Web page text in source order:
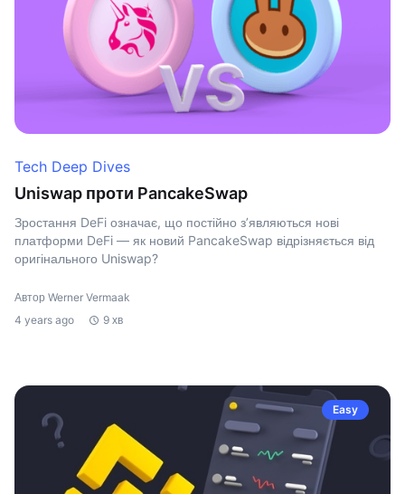
Tech Deep Dives
Uniswap проти PancakeSwap
Зростання DeFi означає, що постійно з’являються нові
платформи DeFi — як новий PancakeSwap відрізняється від
оригінального Uniswap?
Автор Werner Vermaak
4 years ago
9 хв
Easy